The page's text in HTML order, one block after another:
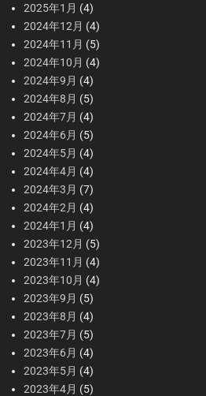
2025年1月 (4)
2024年12月 (4)
2024年11月 (5)
2024年10月 (4)
2024年9月 (4)
2024年8月 (5)
2024年7月 (4)
2024年6月 (5)
2024年5月 (4)
2024年4月 (4)
2024年3月 (7)
2024年2月 (4)
2024年1月 (4)
2023年12月 (5)
2023年11月 (4)
2023年10月 (4)
2023年9月 (5)
2023年8月 (4)
2023年7月 (5)
2023年6月 (4)
2023年5月 (4)
2023年4月 (5)